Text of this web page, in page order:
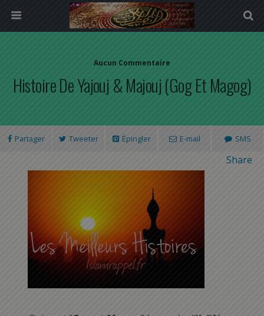
Aucun Commentaire
Histoire De Yajouj & Majouj (Gog Et Magog)
Partager Tweeter Épingler E-mail SMS
Share